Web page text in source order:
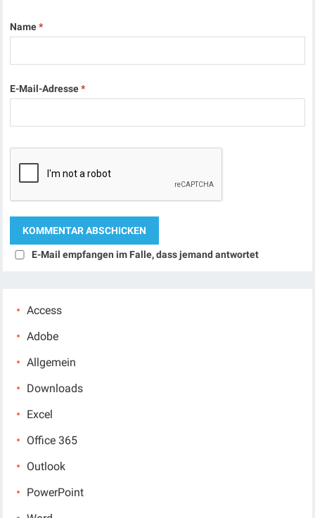
Name*
E-Mail-Adresse*
E-Mail empfangen im Falle, dass jemand antwortet
Access
Adobe
Allgemein
Downloads
Excel
Office 365
Outlook
PowerPoint